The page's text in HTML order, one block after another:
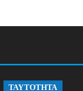
ΤΑΥΤΟΤΗΤΑ